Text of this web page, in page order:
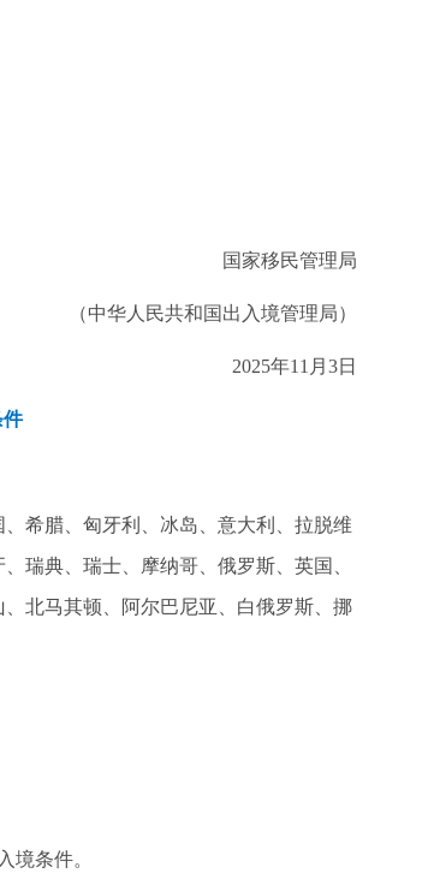
国家移民管理局
（中华人民共和国出入境管理局）
2025年11月3日
件
希腊、匈牙利、冰岛、意大利、拉脱维
瑞典、瑞士、摩纳哥、俄罗斯、英国、
北马其顿、阿尔巴尼亚、白俄罗斯、挪
境条件。